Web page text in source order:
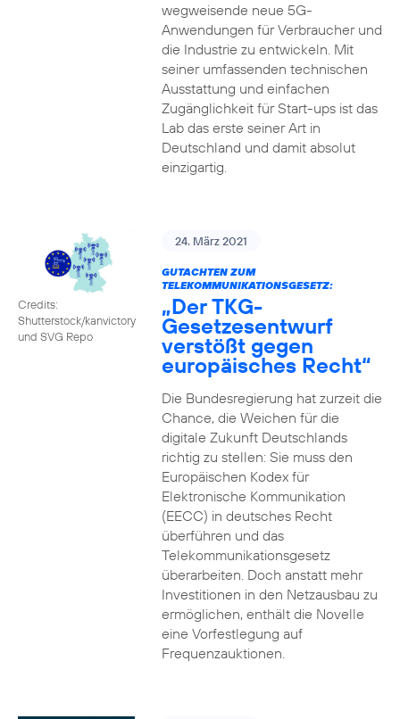
wegweisende neue 5G-
Anwendungen für Verbraucher und
die Industrie zu entwickeln. Mit
seiner umfassenden technischen
Ausstattung und einfachen
Zugänglichkeit für Start-ups ist das
Lab das erste seiner Art in
Deutschland und damit absolut
einzigartig.
Credits:
Shutterstock/kanvictory
und SVG Repo
24. März 2021
GUTACHTEN ZUM
TELEKOMMUNIKATIONSGESETZ:
„Der TKG-
Gesetzesentwurf
verstößt gegen
europäisches Recht“
Die Bundesregierung hat zurzeit die
Chance, die Weichen für die
digitale Zukunft Deutschlands
richtig zu stellen: Sie muss den
Europäischen Kodex für
Elektronische Kommunikation
(EECC) in deutsches Recht
überführen und das
Telekommunikationsgesetz
überarbeiten. Doch anstatt mehr
Investitionen in den Netzausbau zu
ermöglichen, enthält die Novelle
eine Vorfestlegung auf
Frequenzauktionen.